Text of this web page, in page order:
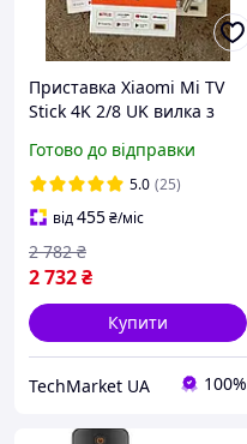
Приставка Xiaomi Mi TV
Stick 4K 2/8 UK вилка з
tv box 2022 Amlogic 4K
(MDZ-27-AA)
Готово до відправки
5.0 (25)
від455₴/міс
2 732₴
2 782 ₴
Купити
TechMarket UA 100%